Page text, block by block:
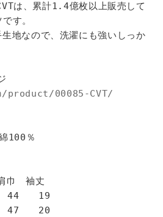
、累計1.4億枚以上販売して
す。
地なので、洗濯にも強いしっか
00085-CVT/
％
袖丈
19
20